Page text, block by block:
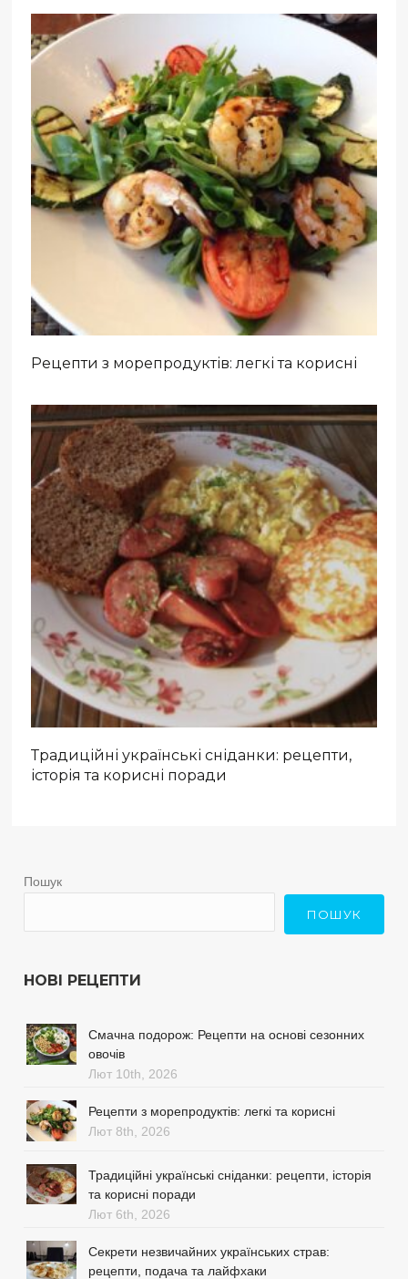
Рецепти з морепродуктів: легкі та корисні
Традиційні українські сніданки: рецепти,
історія та корисні поради
Пошук
ПОШУК
НОВІ РЕЦЕПТИ
Смачна подорож: Рецепти на основі сезонних
овочів
Лют 10th, 2026
Рецепти з морепродуктів: легкі та корисні
Лют 8th, 2026
Традиційні українські сніданки: рецепти, історія
та корисні поради
Лют 6th, 2026
Секрети незвичайних українських страв:
рецепти, подача та лайфхаки